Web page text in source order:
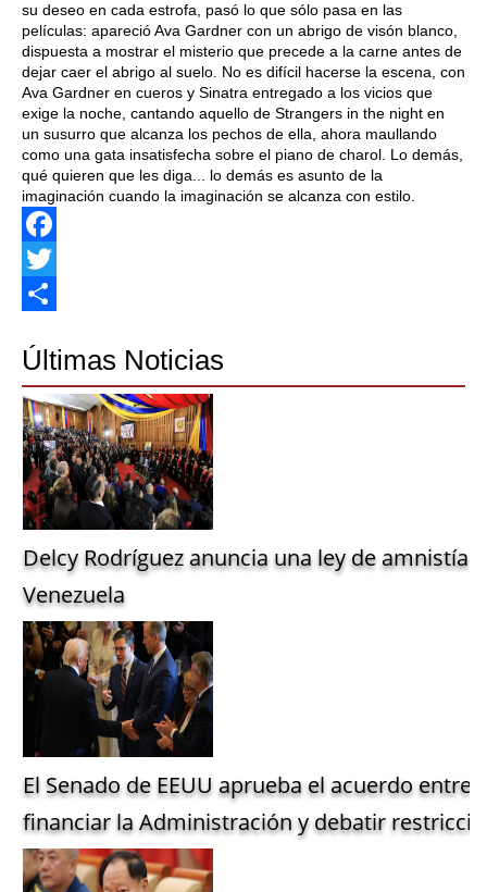
su deseo en cada estrofa, pasó lo que sólo pasa en las
películas: apareció Ava Gardner con un abrigo de visón blanco,
dispuesta a mostrar el misterio que precede a la carne antes de
dejar caer el abrigo al suelo. No es difícil hacerse la escena, con
Ava Gardner en cueros y Sinatra entregado a los vicios que
exige la noche, cantando aquello de Strangers in the night en
un susurro que alcanza los pechos de ella, ahora maullando
como una gata insatisfecha sobre el piano de charol. Lo demás,
qué quieren que les diga... lo demás es asunto de la
imaginación cuando la imaginación se alcanza con estilo.
Facebook
Twitter
Últimas Noticias
Delcy Rodríguez anuncia una ley de amnistía
Venezuela
El Senado de EEUU aprueba el acuerdo entre
financiar la Administración y debatir